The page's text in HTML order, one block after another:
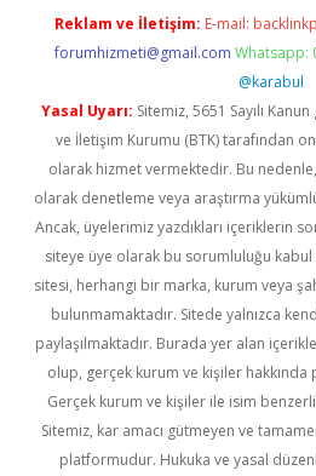
Reklam ve İletişim: E-mail:
forumhizmeti@gmail.com Whatsapp:
@karabul
Yasal Uyarı: Sitemiz, 5651 Sayılı
ve İletişim Kurumu (BTK) tarafından
olarak hizmet vermektedir. Bu
olarak denetleme veya araştırma
Ancak, üyelerimiz yazdıkları içeriklerin
siteye üye olarak bu sorumluluğu kabul
sitesi, herhangi bir marka, kurum veya
bulunmamaktadır. Sitede yalnızca
paylaşılmaktadır. Burada yer alan
olup, gerçek kurum ve kişiler hakkında
Gerçek kurum ve kişiler ile isim
Sitemiz, kar amacı gütmeyen ve
platformudur. Hukuka ve yasal